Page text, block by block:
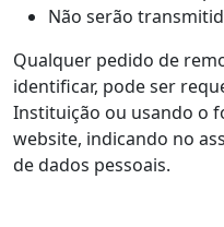
Não serão
Qualquer pedido de
identificar, pode ser
Instituição ou usando o
website, indicando no
de dados pessoais.